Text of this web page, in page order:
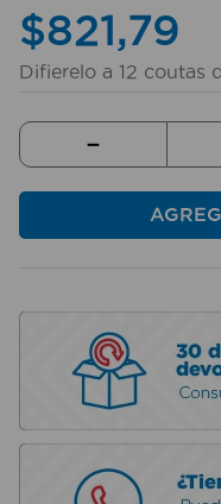
$821,79
Difierelo a 12 coutas
－